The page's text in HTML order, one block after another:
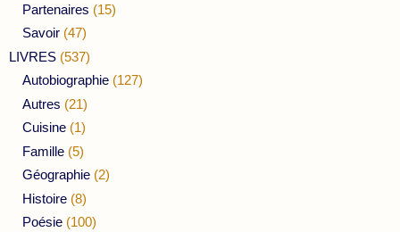
Partenaires (15)
Savoir (47)
LIVRES (537)
Autobiographie (127)
Autres (21)
Cuisine (1)
Famille (5)
Géographie (2)
Histoire (8)
Poésie (100)